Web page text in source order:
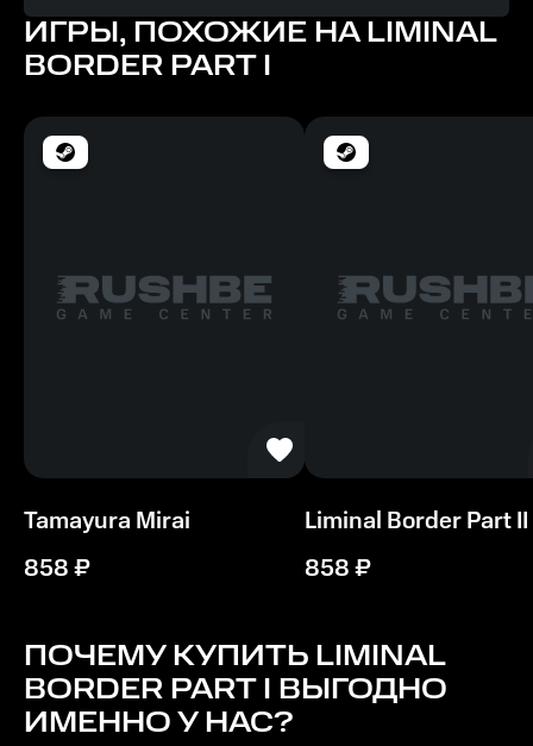
Память
4 ГБ ОЗУ
Место на диске
3 ГБ
Windows 10
Intel Core i5
Память
4 ГБ ОЗУ
3 ГБ
ИГРЫ, ПОХОЖИЕ НА LIMINAL
BORDER PART I
Tamayura Mirai
858₽
Liminal Border Part II
858₽
ПОЧЕМУ КУПИТЬ LIMINAL
BORDER PART I ВЫГОДНО
ИМЕННО У НАС?